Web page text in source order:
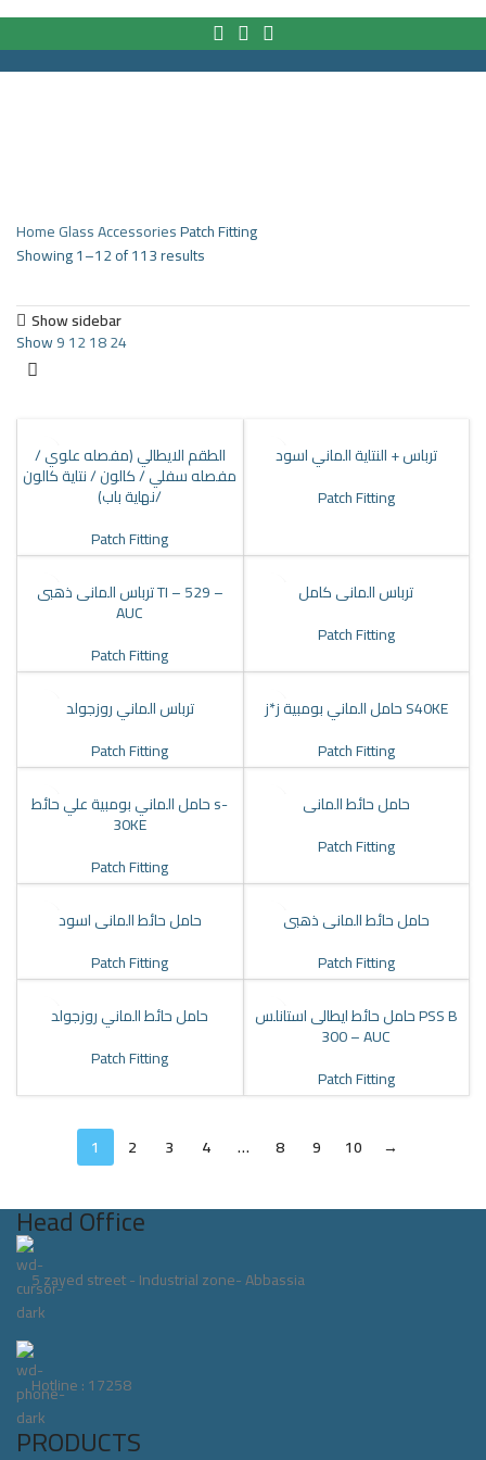
HomeGlass AccessoriesPatch Fitting
Showing 1–12 of 113 results
Show sidebar
Show9121824
الطقم الايطالي (مفصله علوي /
مفصله سفلي / كالون / نتاية كالون
/نهاية باب)
Patch Fitting
ترباس + النتاية الماني اسود
Patch Fitting
ترباس المانى ذهبى TI – 529 –
AUC
Patch Fitting
ترباس المانى كامل
Patch Fitting
ترباس الماني روزجولد
Patch Fitting
حامل الماني بومبية ز*ز S40KE
Patch Fitting
حامل الماني بومبية علي حائط s-
30KE
Patch Fitting
حامل حائط المانى
Patch Fitting
حامل حائط المانى اسود
Patch Fitting
حامل حائط المانى ذهبى
Patch Fitting
حامل حائط الماني روزجولد
Patch Fitting
حامل حائط ايطالى استانلس PSS B
300 – AUC
Patch Fitting
1 2 3 4 … 8 9 10 →
Head Office
5 zayed street - Industrial zone- Abbassia
Hotline : 17258
PRODUCTS